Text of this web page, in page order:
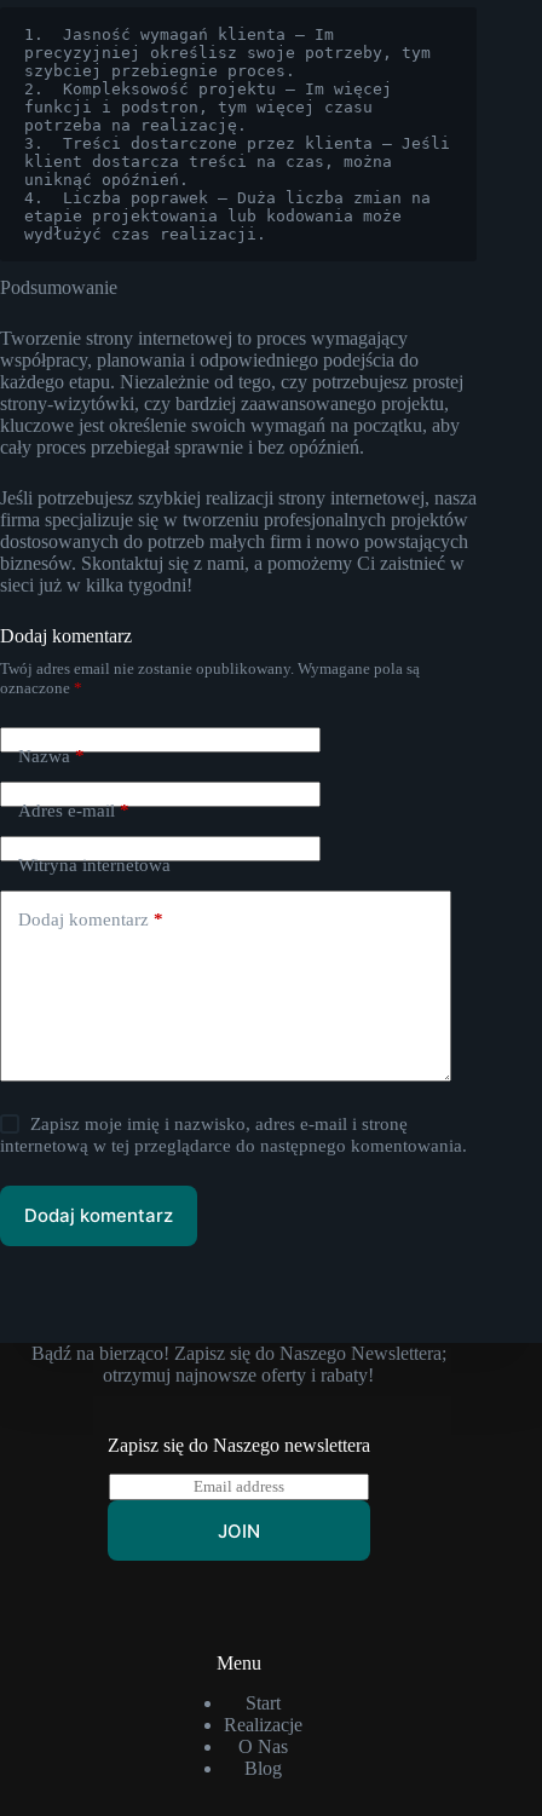
1.  Jasność wymagań klienta – Im
precyzyjniej określisz swoje potrzeby, tym
szybciej przebiegnie proces.
2.  Kompleksowość projektu – Im więcej
funkcji i podstron, tym więcej czasu
potrzeba na realizację.
3.  Treści dostarczone przez klienta – Jeśli
klient dostarcza treści na czas, można
uniknąć opóźnień.
4.  Liczba poprawek – Duża liczba zmian na
etapie projektowania lub kodowania może
wydłużyć czas realizacji.
Podsumowanie
Tworzenie strony internetowej to proces wymagający
współpracy, planowania i odpowiedniego podejścia do
każdego etapu. Niezależnie od tego, czy potrzebujesz prostej
strony-wizytówki, czy bardziej zaawansowanego projektu,
kluczowe jest określenie swoich wymagań na początku, aby
cały proces przebiegał sprawnie i bez opóźnień.
Jeśli potrzebujesz szybkiej realizacji strony internetowej, nasza
firma specjalizuje się w tworzeniu profesjonalnych projektów
dostosowanych do potrzeb małych firm i nowo powstających
biznesów. Skontaktuj się z nami, a pomożemy Ci zaistnieć w
sieci już w kilka tygodni!
Dodaj komentarz
Twój adres email nie zostanie opublikowany. Wymagane pola są
oznaczone *
Nazwa*
Adres e-mail*
Witryna internetowa
Dodaj komentarz *
Zapisz moje imię i nazwisko, adres e-mail i stronę
internetową w tej przeglądarce do następnego komentowania.
Dodaj komentarz
Bądź na bierząco! Zapisz się do Naszego Newslettera;
otrzymuj najnowsze oferty i rabaty!
Zapisz się do Naszego newslettera
m
l
JOIN
Menu
Start
Realizacje
O Nas
Blog